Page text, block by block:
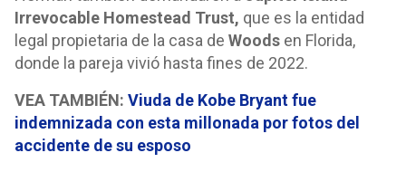
Irrevocable Homestead Trust, que es la entidad
legal propietaria de la casa de Woods en Florida,
donde la pareja vivió hasta fines de 2022.
VEA TAMBIÉN: Viuda de Kobe Bryant fue
indemnizada con esta millonada por fotos del
accidente de su esposo